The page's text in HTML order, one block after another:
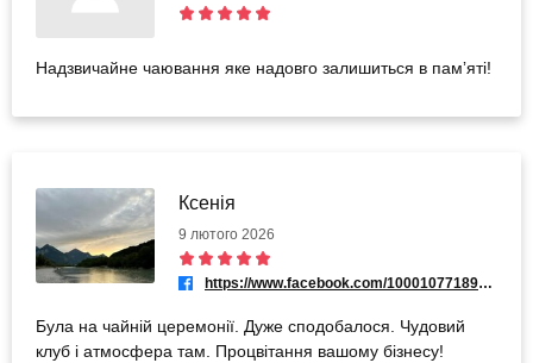
Надзвичайне чаювання яке надовго залишиться в памʼяті!
Ксенія
9 лютого 2026
https://www.facebook.com/100010771892672
Була на чайній церемонії. Дуже сподобалося. Чудовий
клуб і атмосфера там. Процвітання вашому бізнесу!